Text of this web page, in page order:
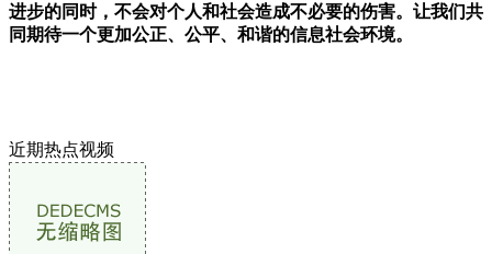
进步的同时，不会对个人和社会造成不必要的伤害。让我们共
同期待一个更加公正、公平、和谐的信息社会环境。
近期热点视频